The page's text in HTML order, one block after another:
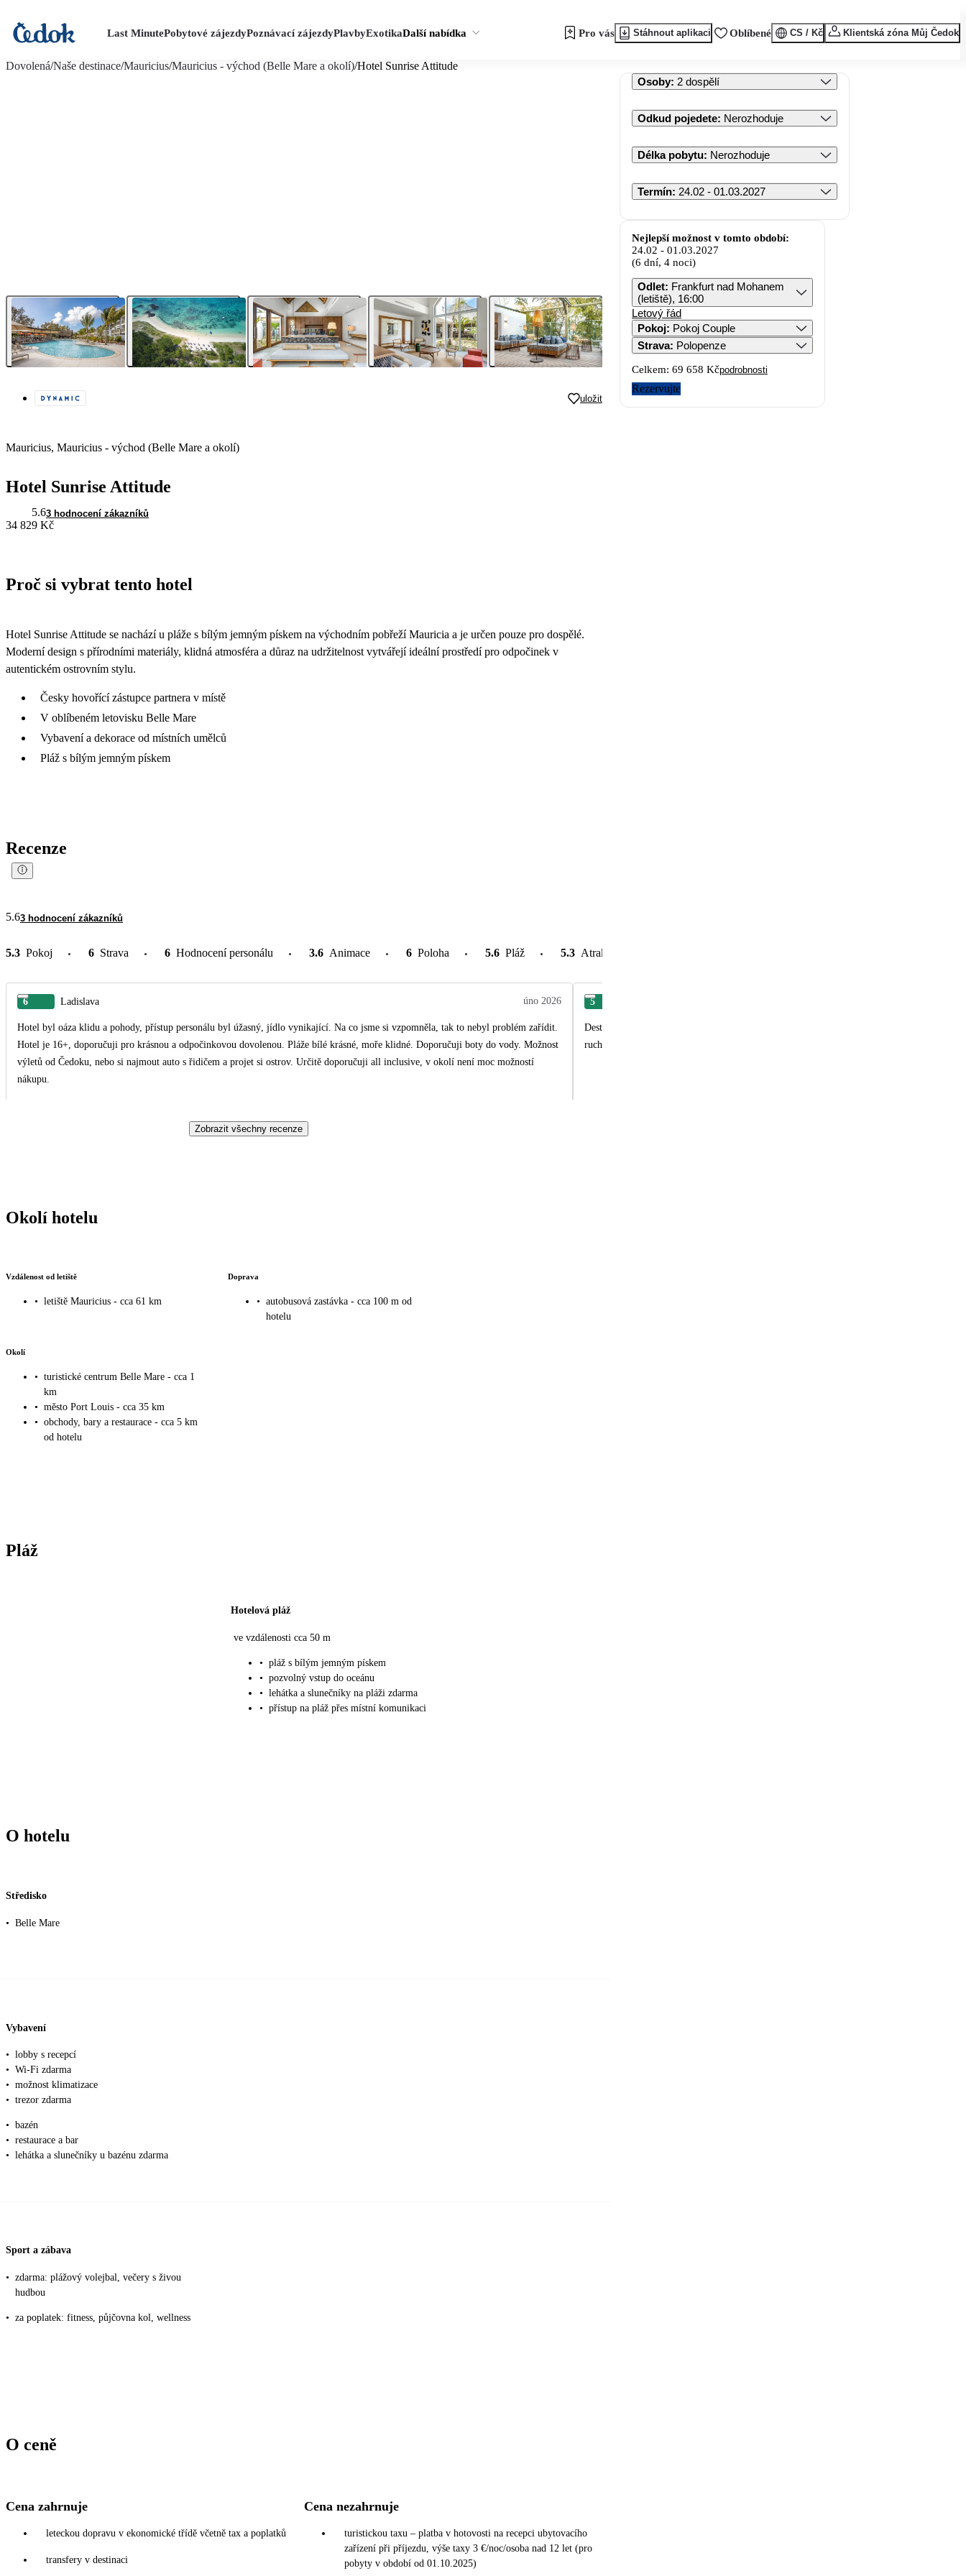
Last MinutePobytové zájezdyPoznávací zájezdyPlavbyExotikaDalší nabídka Pro vás Stáhnout aplikaci Oblíbené CS / Kč Klientská zóna Můj Čedok
Dovolená/Naše destinace/Mauricius/Mauricius - východ (Belle Mare a okolí)/Hotel Sunrise Attitude
uložit
Mauricius, Mauricius - východ (Belle Mare a okolí)
Hotel Sunrise Attitude
5.63 hodnocení zákazníků
34 829 Kč
Proč si vybrat tento hotel
Hotel Sunrise Attitude se nachází u pláže s bílým jemným pískem na východním pobřeží Mauricia a je určen pouze pro dospělé.
Moderní design s přírodními materiály, klidná atmosféra a důraz na udržitelnost vytvářejí ideální prostředí pro odpočinek v
autentickém ostrovním stylu.
Česky hovořící zástupce partnera v místě
V oblíbeném letovisku Belle Mare
Vybavení a dekorace od místních umělců
Pláž s bílým jemným pískem
Recenze
5.63 hodnocení zákazníků
5.3 Pokoj 6 Strava 6 Hodnocení personálu 3.6 Animace 6 Poloha 5.6 Pláž 5.3 Atrakce v okolí
6 Ladislava úno 2026
Hotel byl oáza klidu a pohody, přístup personálu byl úžasný, jídlo vynikající. Na co jsme si vzpomněla, tak to nebyl problém zařídit.
Hotel je 16+, doporučuji pro krásnou a odpočinkovou dovolenou. Pláže bílé krásné, moře klidné. Doporučuji boty do vody. Možnost
výletů od Čedoku, nebo si najmout auto s řidičem a projet si ostrov. Určitě doporučuji all inclusive, v okolí není moc možností
nákupu.
5
Destinace i místo splnilo očekávání. Cílem bylo v klidu si odpočinout, hotel nabízel opravdu
ruch ani přehnané nabídky aktivit. Vše naprosto v přátelské atmosféře a skvěle
Zobrazit všechny recenze
Okolí hotelu
Vzdálenost od letiště
• letiště Mauricius - cca 61 km
Doprava
• autobusová zastávka - cca 100 m od
hotelu
Okolí
• turistické centrum Belle Mare - cca 1
km
• město Port Louis - cca 35 km
• obchody, bary a restaurace - cca 5 km
od hotelu
Pláž
Hotelová pláž
ve vzdálenosti cca 50 m
• pláž s bílým jemným pískem
• pozvolný vstup do oceánu
• lehátka a slunečníky na pláži zdarma
• přístup na pláž přes místní komunikaci
O hotelu
Středisko
• Belle Mare
Vybavení
• lobby s recepcí
• Wi-Fi zdarma
• možnost klimatizace
• trezor zdarma
• bazén
• restaurace a bar
• lehátka a slunečníky u bazénu zdarma
Sport a zábava
• zdarma: plážový volejbal, večery s živou
hudbou
• za poplatek: fitness, půjčovna kol, wellness
O ceně
Cena zahrnuje
leteckou dopravu v ekonomické třídě včetně tax a poplatků
transfery v destinaci
Cena nezahrnuje
turistickou taxu – platba v hotovosti na recepci ubytovacího
zařízení při příjezdu, výše taxy 3 €/noc/osoba nad 12 let (pro
pobyty v období od 01.10.2025)
Osoby: 2 dospělí
Odkud pojedete: Nerozhoduje
Délka pobytu: Nerozhoduje
Termín: 24.02 - 01.03.2027
Nejlepší možnost v tomto období:
24.02 - 01.03.2027
(6 dní, 4 noci)
Odlet: Frankfurt nad Mohanem
(letiště), 16:00
Letový řád
Pokoj: Pokoj Couple
Strava: Polopenze
Celkem: 69 658 Kčpodrobnosti
Rezervujte